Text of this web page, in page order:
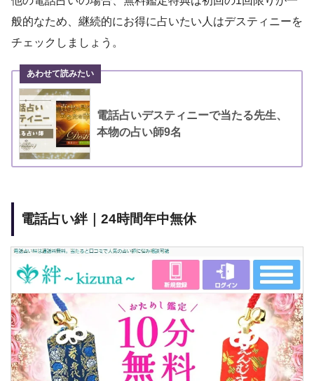
般的なため、継続的にお得に占いたい人はデスティニーを
チェックしましょう。
電話占いデスティニーで当たる先生、
本物の占い師9名
電話占い絆｜24時間年中無休